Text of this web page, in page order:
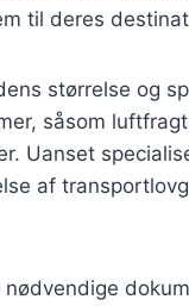
til deres
størrelse og
såsom
Uanset
af